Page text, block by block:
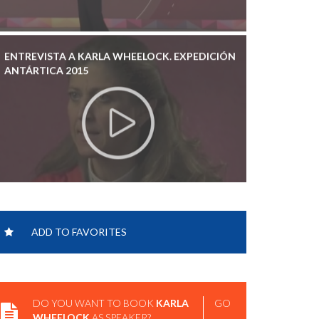
ENTREVISTA A KARLA WHEELOCK. EXPEDICIÓN
ANTÁRTICA 2015
CIUDAD DE LAS IDEAS.
ADD TO FAVORITES
DO YOU WANT TO BOOK KARLA
GO